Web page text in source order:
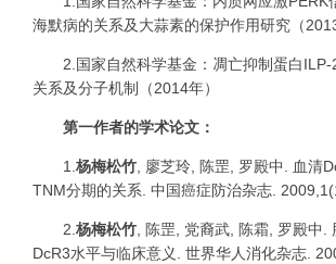
海默病的关系及大蒜素的保护作用研究（
2.国家自然科学基金：凋亡抑制蛋白ILP-
关系及分子机制（2014年）
第一作者的学术论文：
1.杨梅松竹, 廖芝玲, 陈罡, 罗殿中. 血清
TNM分期的关系. 中国癌症防治杂志.
2.杨梅松竹, 陈罡, 党裔武, 陈霜, 罗殿中.
DcR3水平与临床意义. 世界华人消化杂志.